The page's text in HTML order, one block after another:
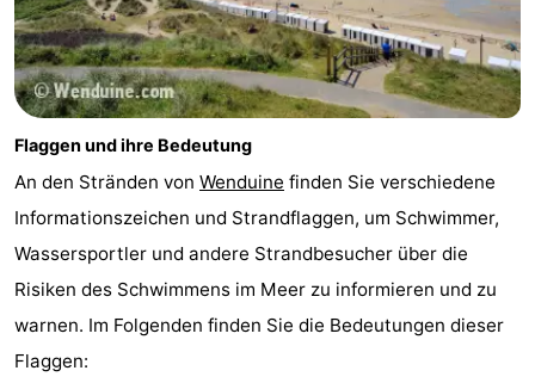
Flaggen und ihre Bedeutung
An den Stränden von Wenduine finden Sie verschiedene
Informationszeichen und Strandflaggen, um Schwimmer,
Wassersportler und andere Strandbesucher über die
Risiken des Schwimmens im Meer zu informieren und zu
warnen. Im Folgenden finden Sie die Bedeutungen dieser
Flaggen: